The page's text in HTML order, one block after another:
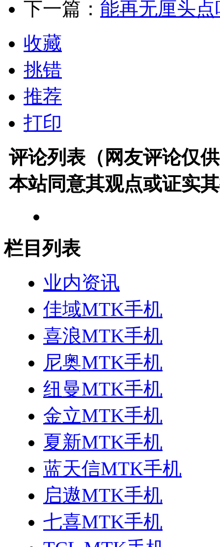
下一篇： 能再无厘头
收藏
挑错
推荐
打印
评论列表（网友评论仅
本站同意其观点或证实
栏目列表
业内资讯
佳域MTK手机
喜浪MTK手机
尼奥MTK手机
纽曼MTK手机
金立MTK手机
夏新MTK手机
蓝天信MTK手机
启遨MTK手机
七喜MTK手机